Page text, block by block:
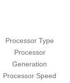
Processor Type
Processor
Generation
Processor Speed